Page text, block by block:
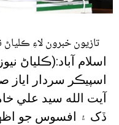
تازيون خبرون لاءِ
اسلام آباد:(ڪلياڻ
اسپيڪر سردار اياز
آيت الله سيد علي
ڏک ۽ افسوس جو